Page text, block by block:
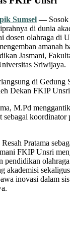
Sumsel—Sosok
di dunia
dosen olahraga di
amanah
Jasmani,
Sriwijaya.
di Gedung
Dekan FKIP
M.Pd
sebagai
Pratama
FKIP Unsri
pendidikan
akademisi
inovasi dalam